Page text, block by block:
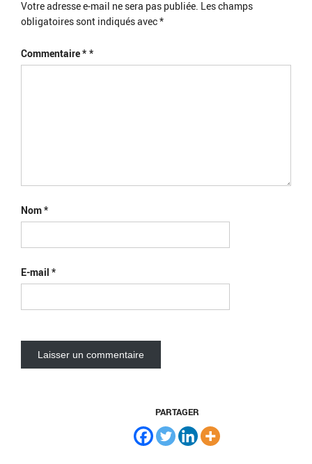
Votre adresse e-mail ne sera pas publiée. Les champs
obligatoires sont indiqués avec*
Commentaire*
Nom*
E-mail *
PARTAGER